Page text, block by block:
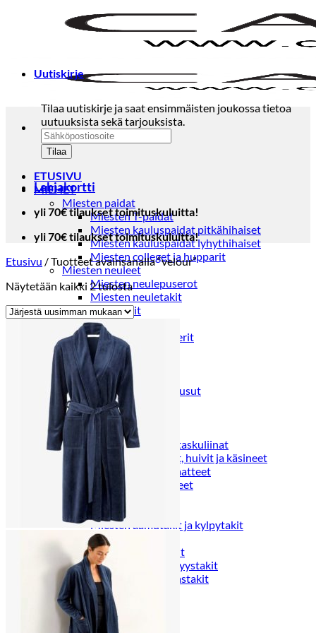
ETUSIVU
MIEHET
Miesten paidat
Miesten T-paidat
Miesten kauluspaidat pitkähihaiset
Miesten kauluspaidat lyhythihaiset
Miesten colleget ja hupparit
Miesten neuleet
Miesten neulepuserot
Miesten neuletakit
Puvut ja blazerit
Puvut
Puvuntakit ja blazerit
Miesten housut
Miesten housut
Miesten farkut
Miesten collegehousut
Miesten shortsit
Miesten asusteet
Vyöt ja olkaimet
Solmiot, rusetit ja taskuliinat
Miesten päähineet, huivit ja käsineet
Miesten yöasut ja alusvaatteet
Miesten alusvaatteet
Miesten sukat
Miesten yöasut
Miesten aamutakit ja kylpytakit
Miesten takit
Miesten nahkatakit
Miesten kevät-ja syystakit
Miesten villakangastakit
Miesten talvitakit
NAISET
Naisten paidat
Uutiskirje
Tilaa uutiskirje ja saat ensimmäisten joukossa tietoa
uutuuksista sekä tarjouksista.
Lahjakortti
yli 70€ tilaukset toimituskuluitta!
yli 70€ tilaukset toimituskuluitta!
Etusivu /Tuotteet avainsanalla “velour”
Näytetään kaikki 2 tulostaSorted
by
latest